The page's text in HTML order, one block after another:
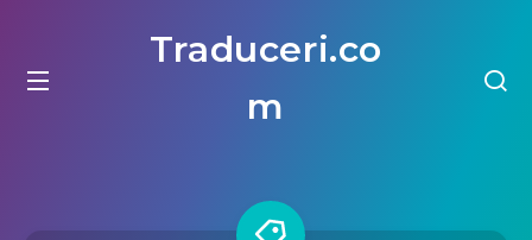
Traduceri.co
m